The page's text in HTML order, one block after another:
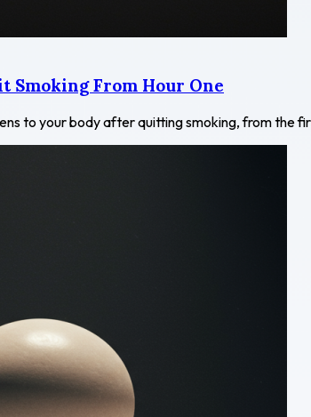
Smoking From Hour One
to your body after quitting smoking, from